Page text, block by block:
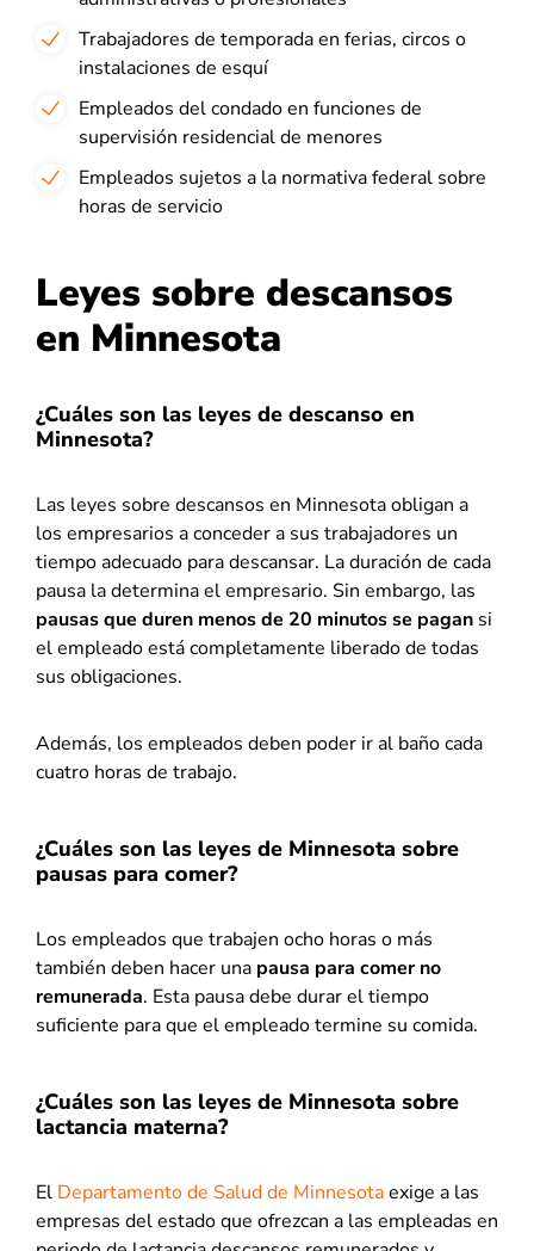
Trabajadores de temporada en ferias, circos o
instalaciones de esquí
Empleados del condado en funciones de
supervisión residencial de menores
Empleados sujetos a la normativa federal sobre
horas de servicio
Leyes sobre descansos
en Minnesota
¿Cuáles son las leyes de descanso en
Minnesota?
Las leyes sobre descansos en Minnesota obligan a
los empresarios a conceder a sus trabajadores un
tiempo adecuado para descansar. La duración de cada
pausa la determina el empresario. Sin embargo, las
pausas que duren menos de 20 minutos se pagan si
el empleado está completamente liberado de todas
sus obligaciones.
Además, los empleados deben poder ir al baño cada
cuatro horas de trabajo.
¿Cuáles son las leyes de Minnesota sobre
pausas para comer?
Los empleados que trabajen ocho horas o más
también deben hacer una pausa para comer no
remunerada. Esta pausa debe durar el tiempo
suficiente para que el empleado termine su comida.
¿Cuáles son las leyes de Minnesota sobre
lactancia materna?
El Departamento de Salud de Minnesotaexige a las
empresas del estado que ofrezcan a las empleadas en